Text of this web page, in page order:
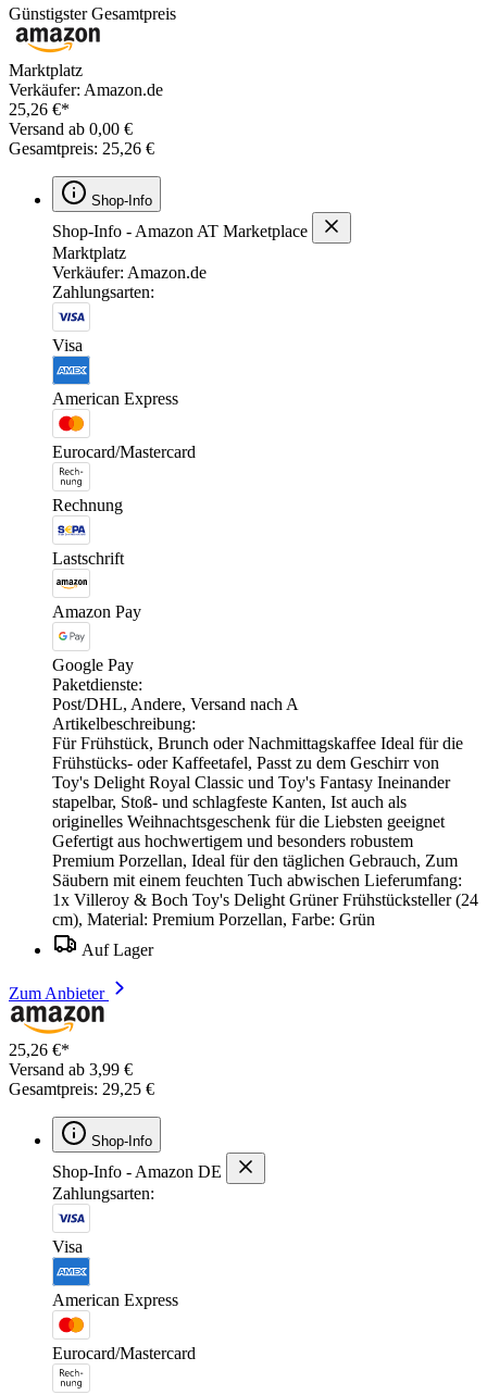
Günstigster Gesamtpreis
Marktplatz
Verkäufer: Amazon.de
25,26 €*
Versand ab 0,00 €
Gesamtpreis: 25,26 €
Shop-Info
Shop-Info - Amazon AT Marketplace
Marktplatz
Verkäufer: Amazon.de
Zahlungsarten:
Visa
American Express
Eurocard/Mastercard
Rechnung
Lastschrift
Amazon Pay
Google Pay
Paketdienste:
Post/DHL, Andere, Versand nach A
Artikelbeschreibung:
Für Frühstück, Brunch oder Nachmittagskaffee Ideal für die
Frühstücks- oder Kaffeetafel, Passt zu dem Geschirr von
Toy's Delight Royal Classic und Toy's Fantasy Ineinander
stapelbar, Stoß- und schlagfeste Kanten, Ist auch als
originelles Weihnachtsgeschenk für die Liebsten geeignet
Gefertigt aus hochwertigem und besonders robustem
Premium Porzellan, Ideal für den täglichen Gebrauch, Zum
Säubern mit einem feuchten Tuch abwischen Lieferumfang:
1x Villeroy & Boch Toy's Delight Grüner Frühstücksteller (24
cm), Material: Premium Porzellan, Farbe: Grün
Auf Lager
Zum Anbieter
25,26 €*
Versand ab 3,99 €
Gesamtpreis: 29,25 €
Shop-Info
Shop-Info - Amazon DE
Zahlungsarten:
Visa
American Express
Eurocard/Mastercard